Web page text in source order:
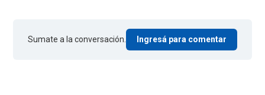
Sumate a la conversación. Ingresá para comentar